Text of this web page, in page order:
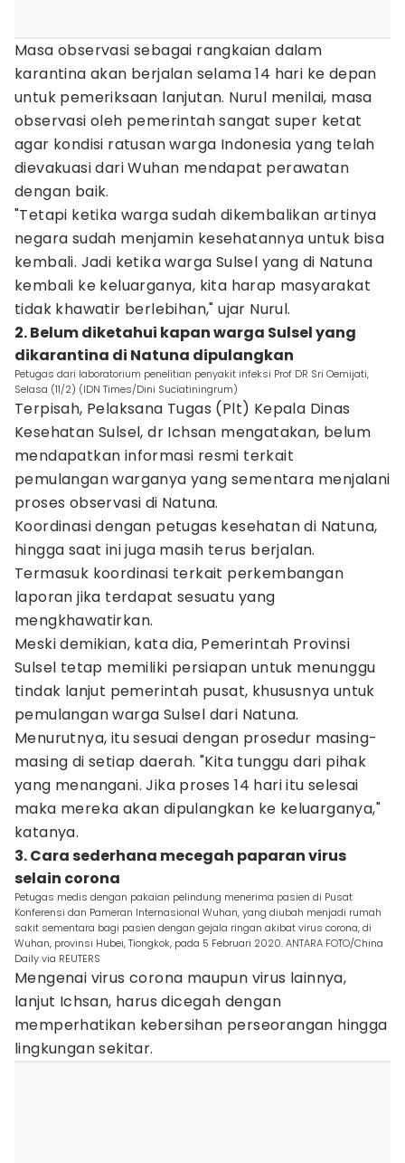
Masa observasi sebagai rangkaian dalam
karantina akan berjalan selama 14 hari ke depan
untuk pemeriksaan lanjutan. Nurul menilai, masa
observasi oleh pemerintah sangat super ketat
agar kondisi ratusan warga Indonesia yang telah
dievakuasi dari Wuhan mendapat perawatan
dengan baik.
"Tetapi ketika warga sudah dikembalikan artinya
negara sudah menjamin kesehatannya untuk bisa
kembali. Jadi ketika warga Sulsel yang di Natuna
kembali ke keluarganya, kita harap masyarakat
tidak khawatir berlebihan," ujar Nurul.
2. Belum diketahui kapan warga Sulsel yang
dikarantina di Natuna dipulangkan
Petugas dari laboratorium penelitian penyakit infeksi Prof DR Sri Oemijati,
Selasa (11/2) (IDN Times/Dini Suciatiningrum)
Terpisah, Pelaksana Tugas (Plt) Kepala Dinas
Kesehatan Sulsel, dr Ichsan mengatakan, belum
mendapatkan informasi resmi terkait
pemulangan warganya yang sementara menjalani
proses observasi di Natuna.
Koordinasi dengan petugas kesehatan di Natuna,
hingga saat ini juga masih terus berjalan.
Termasuk koordinasi terkait perkembangan
laporan jika terdapat sesuatu yang
mengkhawatirkan.
Meski demikian, kata dia, Pemerintah Provinsi
Sulsel tetap memiliki persiapan untuk menunggu
tindak lanjut pemerintah pusat, khususnya untuk
pemulangan warga Sulsel dari Natuna.
Menurutnya, itu sesuai dengan prosedur masing-
masing di setiap daerah. "Kita tunggu dari pihak
yang menangani. Jika proses 14 hari itu selesai
maka mereka akan dipulangkan ke keluarganya,"
katanya.
3. Cara sederhana mecegah paparan virus
selain corona
Petugas medis dengan pakaian pelindung menerima pasien di Pusat
Konferensi dan Pameran Internasional Wuhan, yang diubah menjadi rumah
sakit sementara bagi pasien dengan gejala ringan akibat virus corona, di
Wuhan, provinsi Hubei, Tiongkok, pada 5 Februari 2020. ANTARA FOTO/China
Daily via REUTERS
Mengenai virus corona maupun virus lainnya,
lanjut Ichsan, harus dicegah dengan
memperhatikan kebersihan perseorangan hingga
lingkungan sekitar.